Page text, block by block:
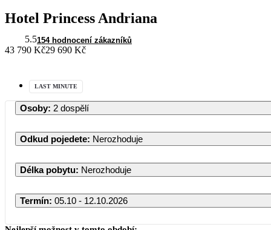
Hotel Princess Andriana
5.5154 hodnocení zákazníků
43 790 Kč29 690 Kč
LAST MINUTE
Osoby: 2 dospělí
Odkud pojedete: Nerozhoduje
Délka pobytu: Nerozhoduje
Termín: 05.10 - 12.10.2026